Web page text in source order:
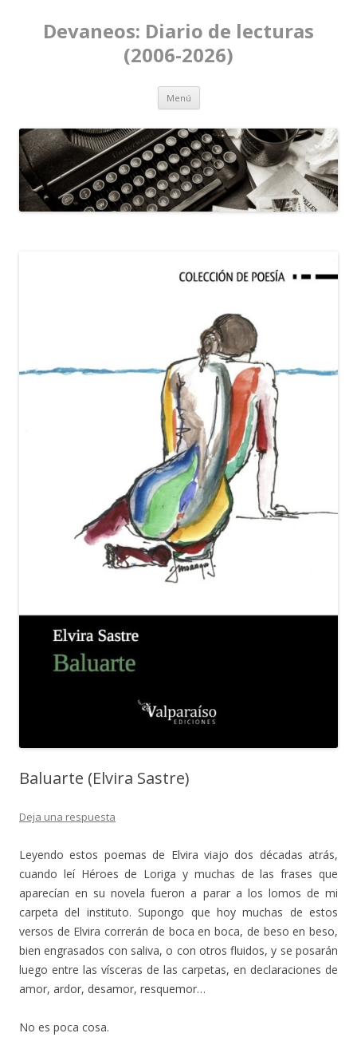
Devaneos: Diario de lecturas
(2006-2026)
Menú Ir al contenido
Baluarte (Elvira Sastre)
Deja una respuesta
Leyendo estos poemas de Elvira viajo dos décadas atrás,
cuando leí Héroes de Loriga y muchas de las frases que
aparecían en su novela fueron a parar a los lomos de mi
carpeta del instituto. Supongo que hoy muchas de estos
versos de Elvira correrán de boca en boca, de beso en beso,
bien engrasados con saliva, o con otros fluidos, y se posarán
luego entre las vísceras de las carpetas, en declaraciones de
amor, ardor, desamor, resquemor…
No es poca cosa.